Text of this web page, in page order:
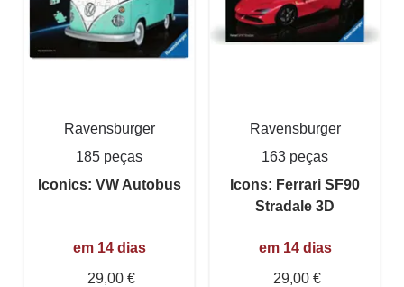
Ravensburger
185 peças
Iconics: VW Autobus
em 14 dias
29,00 €
Ravensburger
163 peças
Icons: Ferrari SF90
Stradale 3D
em 14 dias
29,00 €